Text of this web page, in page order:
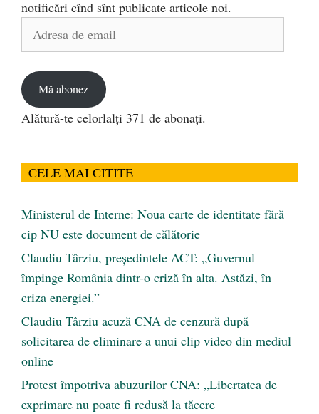
notificări cînd sînt publicate articole noi.
Mă abonez
Alătură-te celorlalți 371 de abonați.
CELE MAI CITITE
Ministerul de Interne: Noua carte de identitate fără
cip NU este document de călătorie
Claudiu Târziu, președintele ACT: „Guvernul
împinge România dintr-o criză în alta. Astăzi, în
criza energiei.”
Claudiu Târziu acuză CNA de cenzură după
solicitarea de eliminare a unui clip video din mediul
online
Protest împotriva abuzurilor CNA: „Libertatea de
exprimare nu poate fi redusă la tăcere